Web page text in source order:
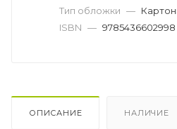
Тип обложки —
ISBN — 9785436602998
ОПИСАНИЕ НАЛИЧИЕ